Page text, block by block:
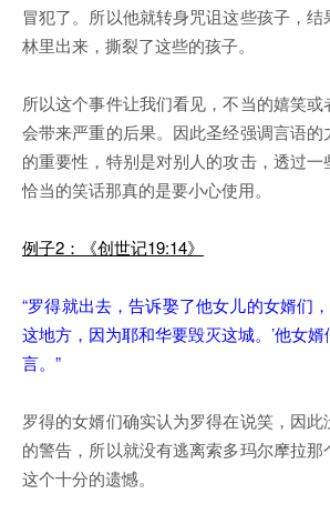
冒犯了。所以他就转身咒诅这些孩子，
林里出来，撕裂了这些的孩子。
所以这个事件让我们看见，不当的嬉笑
会带来严重的后果。因此圣经强调言语
的重要性，特别是对别人的攻击，透过
恰当的笑话那真的是要小心使用。
例子2：《创世记19:14》
“罗得就出去，告诉娶了他女儿的女婿们
这地方，因为耶和华要毁灭这城。’他女
言。”
罗得的女婿们确实认为罗得在说笑，因
的警告，所以就没有逃离索多玛尔摩拉那
这个十分的遗憾。